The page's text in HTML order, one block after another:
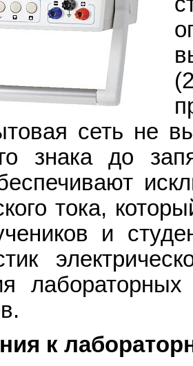
сеть не
знака до
тока,
и
к